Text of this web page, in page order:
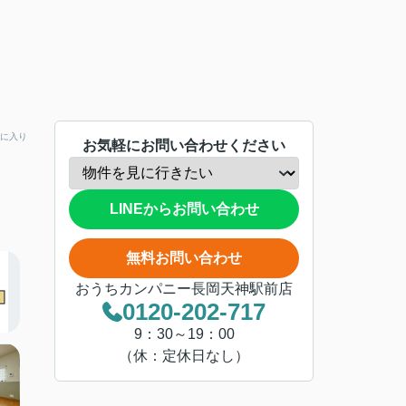
入り
お気軽にお問い合わせください
LINEからお問い合わせ
無料お問い合わせ
おうちカンパニー長岡天神駅前店
0120-202-717
9：30～19：00
（休：定休日なし）